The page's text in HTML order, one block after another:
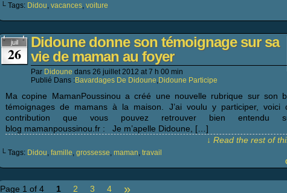
└ Tags: Didou, vacances, voiture
juil
26
Didoune donne son témoignage sur sa
vie de maman au foyer
Par Didoune dans 26 juillet 2012 at7 h 00 min
Publié Dans :Bavardages De Didoune,Didoune Participe
Ma copine MamanPoussinou a créé une nouvelle rubrique sur son
témoignages de mamans à la maison. J’ai voulu y participer, voici
contribution que vous pouvez retrouver bien entendu
blog mamanpoussinou.fr : Je m’apelle Didoune, […]
↓ Read the rest of
└ Tags: Didou, famille, grossesse, maman, travail
Page 1 of 4 1 2 3 4 »